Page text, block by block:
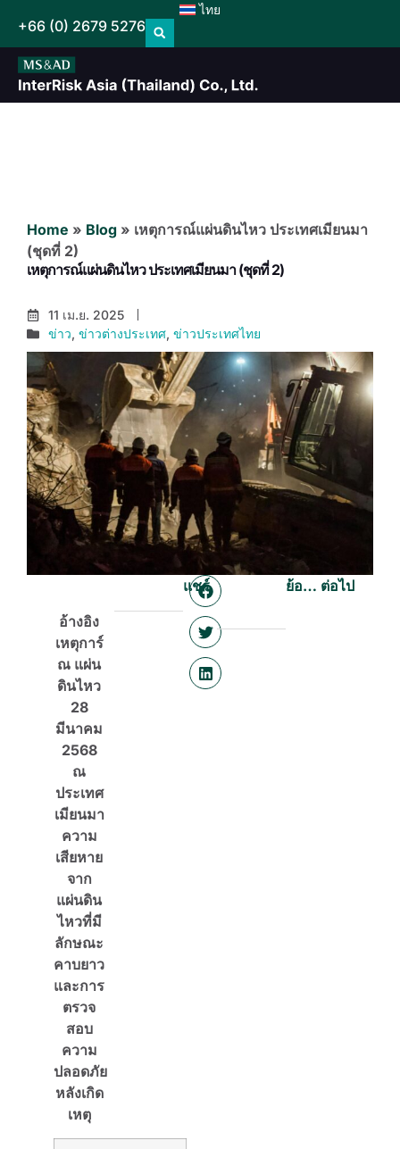
ไทย
+66 (0) 2679 5276
Home » Blog » เหตุการณ์แผ่นดินไหว ประเทศเมียนมา
(ชุดที่ 2)
เหตุการณ์แผ่นดินไหว ประเทศเมียนมา (ชุดที่ 2)
11 เม.ย. 2025
ข่าว, ข่าวต่างประเทศ, ข่าวประเทศไทย
อ้างอิง
เหตุการ์
ณ แผ่น
ดินไหว
28
มีนาคม
2568
ณ
ประเทศ
เมียนมา
ความ
เสียหาย
จาก
แผ่นดิน
ไหวที่มี
ลักษณะ
คาบยาว
และการ
ตรวจ
สอบ
ความ
ปลอดภัย
หลังเกิด
เหตุ
แชร์ ย้อนกลับ ต่อไป